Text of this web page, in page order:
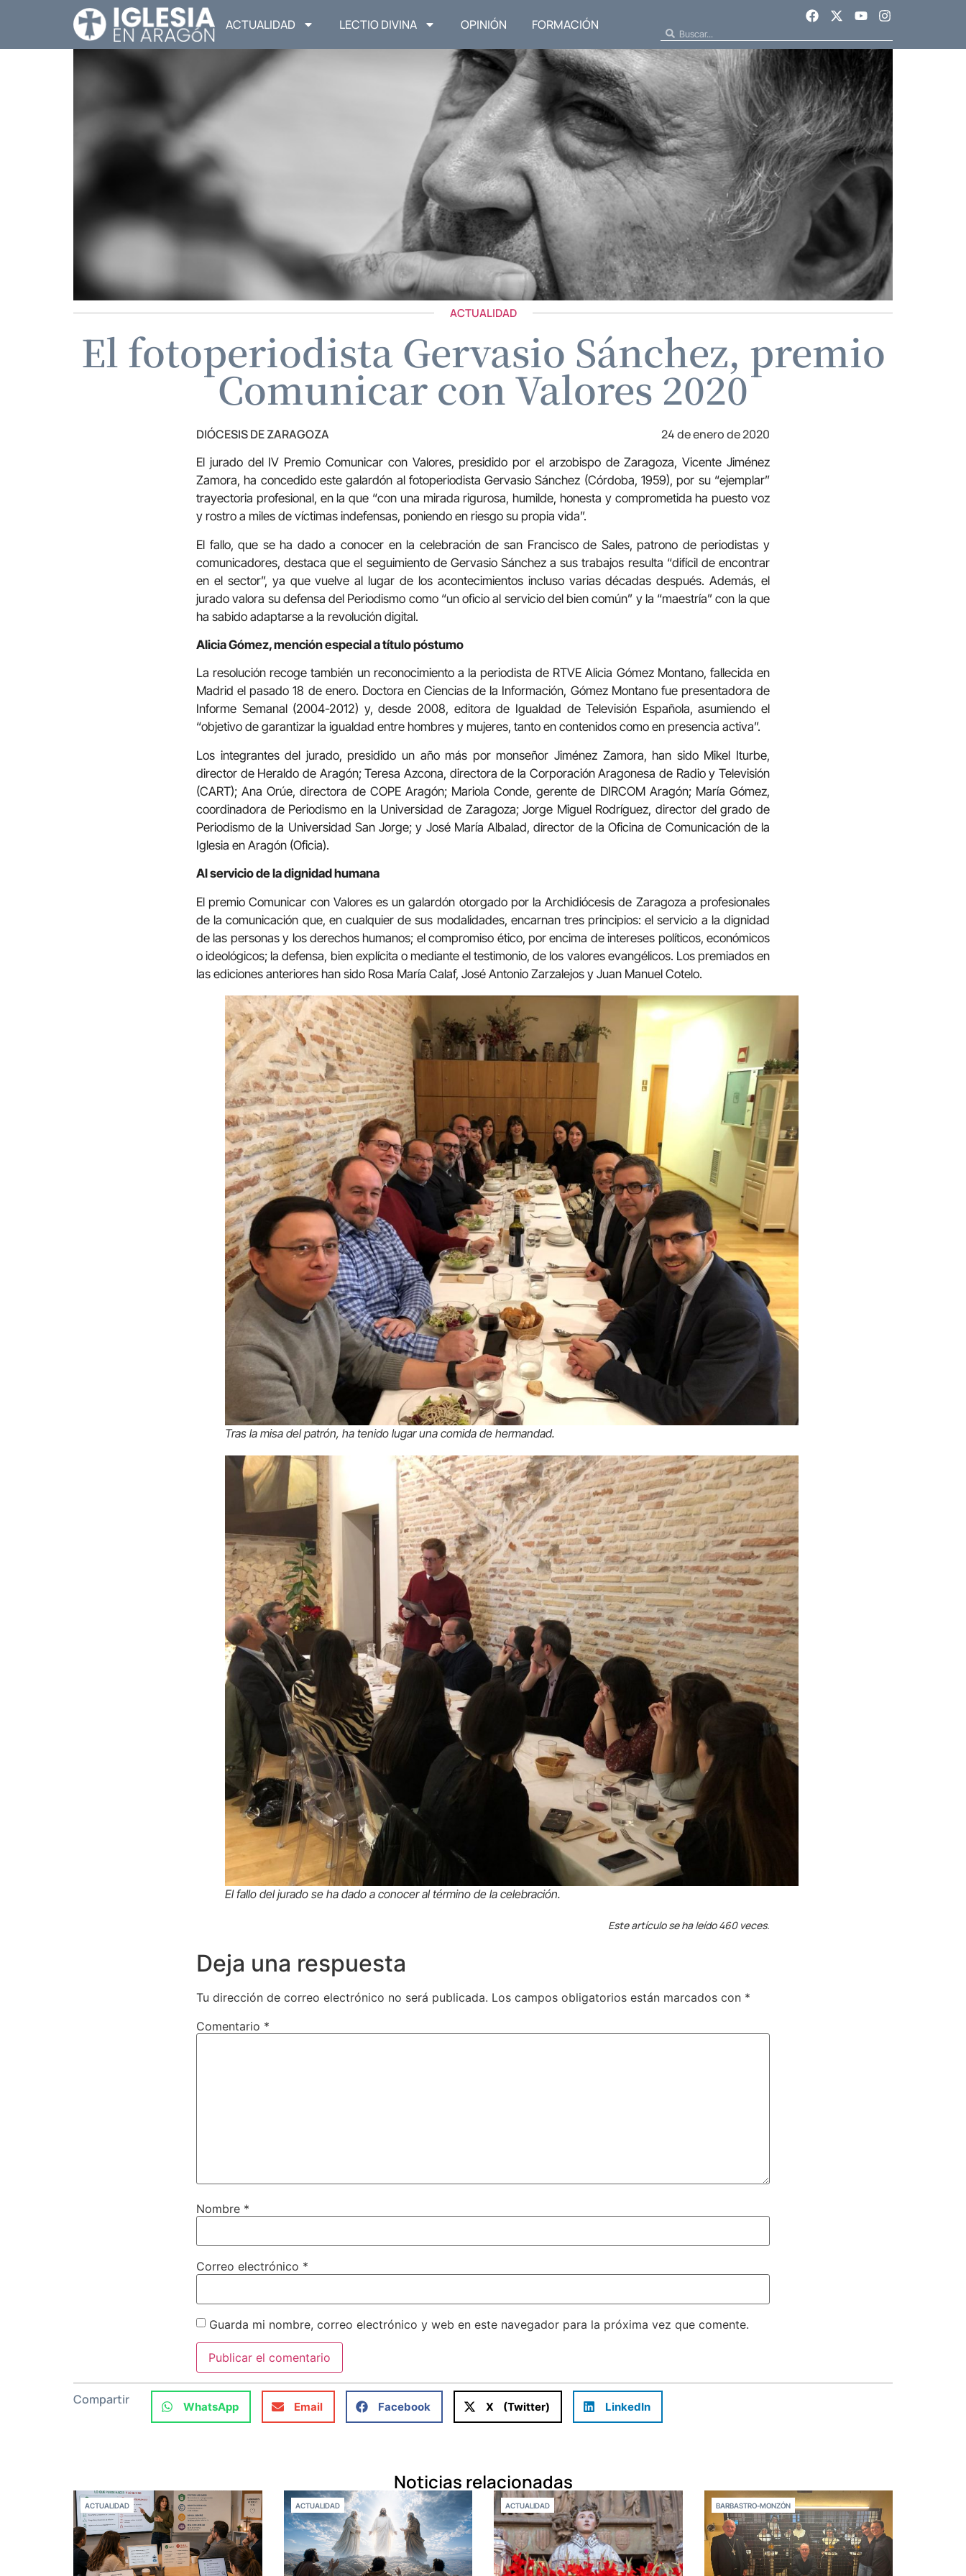
ACTUALIDAD LECTIO DIVINA OPINIÓN FORMACIÓN
ACTUALIDAD
El fotoperiodista Gervasio Sánchez, premio
Comunicar con Valores 2020
DIÓCESIS DE ZARAGOZA 24 de enero de 2020
El jurado del IV Premio Comunicar con Valores, presidido por el arzobispo de Zaragoza, Vicente Jiménez
Zamora, ha concedido este galardón al fotoperiodista Gervasio Sánchez (Córdoba, 1959), por su “ejemplar”
trayectoria profesional, en la que “con una mirada rigurosa, humilde, honesta y comprometida ha puesto voz
y rostro a miles de víctimas indefensas, poniendo en riesgo su propia vida”.
El fallo, que se ha dado a conocer en la celebración de san Francisco de Sales, patrono de periodistas y
comunicadores, destaca que el seguimiento de Gervasio Sánchez a sus trabajos resulta “difícil de encontrar
en el sector”, ya que vuelve al lugar de los acontecimientos incluso varias décadas después. Además, el
jurado valora su defensa del Periodismo como “un oficio al servicio del bien común” y la “maestría” con la que
ha sabido adaptarse a la revolución digital.
Alicia Gómez, mención especial a título póstumo
La resolución recoge también un reconocimiento a la periodista de RTVE Alicia Gómez Montano, fallecida en
Madrid el pasado 18 de enero. Doctora en Ciencias de la Información, Gómez Montano fue presentadora de
Informe Semanal (2004-2012) y, desde 2008, editora de Igualdad de Televisión Española, asumiendo el
“objetivo de garantizar la igualdad entre hombres y mujeres, tanto en contenidos como en presencia activa”.
Los integrantes del jurado, presidido un año más por monseñor Jiménez Zamora, han sido Mikel Iturbe,
director de Heraldo de Aragón; Teresa Azcona, directora de la Corporación Aragonesa de Radio y Televisión
(CART); Ana Orúe, directora de COPE Aragón; Mariola Conde, gerente de DIRCOM Aragón; María Gómez,
coordinadora de Periodismo en la Universidad de Zaragoza; Jorge Miguel Rodríguez, director del grado de
Periodismo de la Universidad San Jorge; y José María Albalad, director de la Oficina de Comunicación de la
Iglesia en Aragón (Oficia).
Al servicio de la dignidad humana
El premio Comunicar con Valores es un galardón otorgado por la Archidiócesis de Zaragoza a profesionales
de la comunicación que, en cualquier de sus modalidades, encarnan tres principios: el servicio a la dignidad
de las personas y los derechos humanos; el compromiso ético, por encima de intereses políticos, económicos
o ideológicos; la defensa, bien explícita o mediante el testimonio, de los valores evangélicos. Los premiados en
las ediciones anteriores han sido Rosa María Calaf, José Antonio Zarzalejos y Juan Manuel Cotelo.
Tras la misa del patrón, ha tenido lugar una comida de hermandad.
El fallo del jurado se ha dado a conocer al término de la celebración.
Este artículo se ha leído 460 veces.
Deja una respuesta
Tu dirección de correo electrónico no será publicada. Los campos obligatorios están marcados con *
Comentario *
Nombre *
Correo electrónico *
Guarda mi nombre, correo electrónico y web en este navegador para la próxima vez que comente.
Compartir WhatsApp Email Facebook X (Twitter) LinkedIn
Noticias relacionadas
ACTUALIDAD ACTUALIDAD ACTUALIDAD BARBASTRO-MONZÓN